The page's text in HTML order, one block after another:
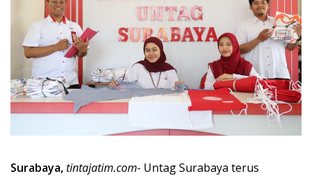
Surabaya,tintajatim.com- Untag Surabaya terus